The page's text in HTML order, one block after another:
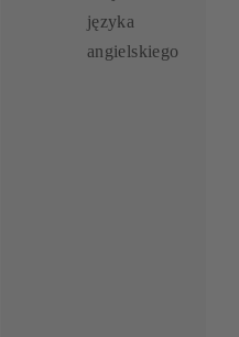
języka
angielskiego